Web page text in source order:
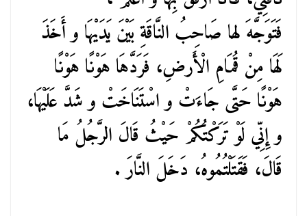
فَتَوَجَّهَ لها صَاحِبُ النَّاقَةِ بَيْنَ يَدَيْهَا و أَخَذَ
لَهَا مِنْ قُمَامِ الْأَرضِ، فَرَدَّهَا هَوْنًا هَوْنًا
هَوْنًا حَتَّى جَاءَتْ و اسْتَنَاخَتْ و شَدَّ عَلَيْهَا،
و إِنِّي لَوْ تَرَكْتُكُمْ حَيْثُ قَالَ الرَّجُلُ مَا
قَالَ، فَقَتَلْتُمُوهُ، دَخَلَ النَّارَ .